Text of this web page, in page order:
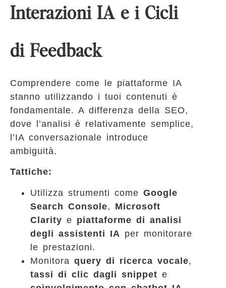
Interazioni IA e i Cicli
di Feedback
Comprendere come le piattaforme IA
stanno utilizzando i tuoi contenuti è
fondamentale. A differenza della SEO,
dove l’analisi è relativamente semplice,
l’IA conversazionale introduce
ambiguità.
Tattiche:
Utilizza strumenti come Google
Search Console, Microsoft
Clarity e piattaforme di analisi
degli assistenti IA per monitorare
le prestazioni.
Monitora query di ricerca vocale,
tassi di clic dagli snippet e